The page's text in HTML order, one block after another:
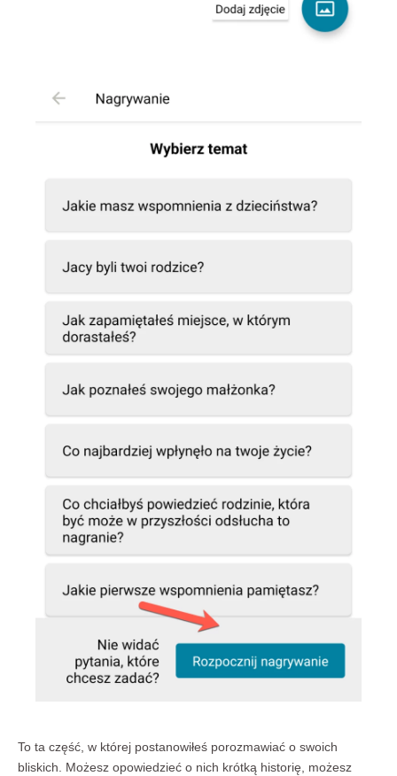
To ta część, w której postanowiłeś porozmawiać o swoich
bliskich. Możesz opowiedzieć o nich krótką historię, możesz